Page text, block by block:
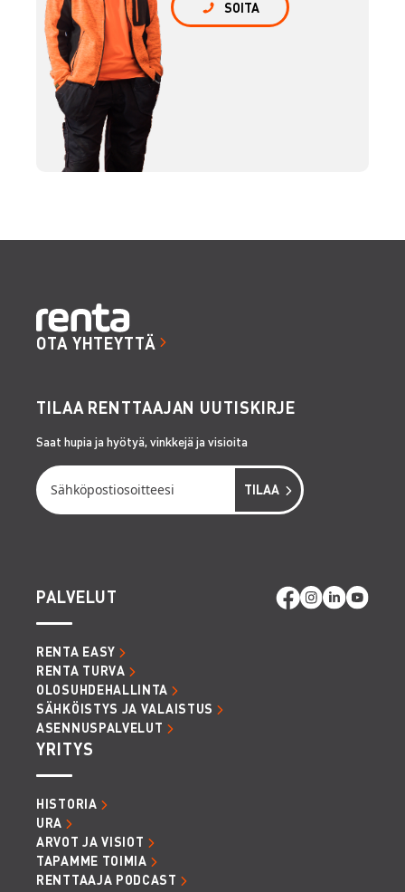
SOITA
OTA YHTEYTTÄ
TILAA RENTTAAJAN UUTISKIRJE
Saat hupia ja hyötyä, vinkkejä ja visioita
PALVELUT
RENTA EASY
RENTA TURVA
OLOSUHDEHALLINTA
SÄHKÖISTYS JA VALAISTUS
ASENNUSPALVELUT
YRITYS
HISTORIA
URA
ARVOT JA VISIOT
TAPAMME TOIMIA
RENTTAAJA PODCAST